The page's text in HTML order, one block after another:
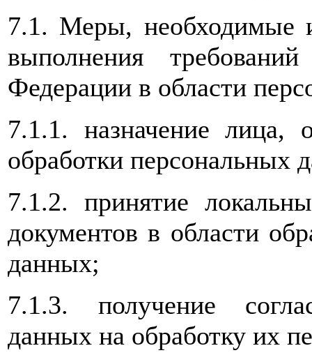
7.1. Меры, необходимые
выполнения требований
Федерации в области
7.1.1. назначение лица,
обработки персональных
7.1.2. принятие
документов в области
данных;
7.1.3. получение
данных на обработку их